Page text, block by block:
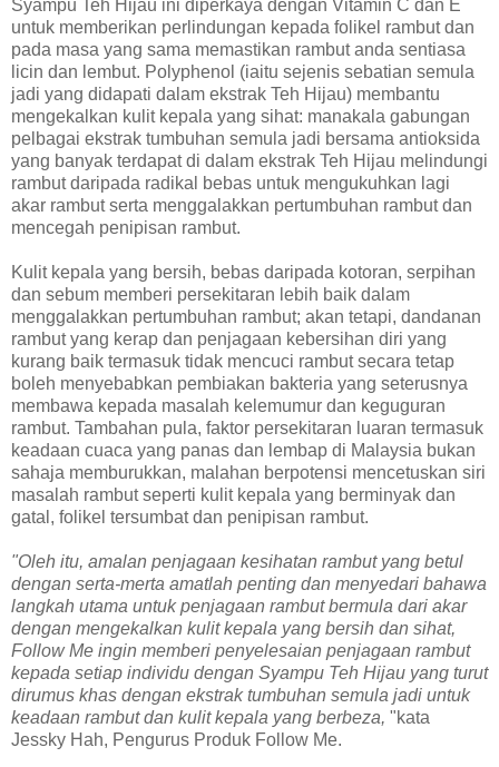
Syampu Teh Hijau ini diperkaya dengan Vitamin C dan E
untuk memberikan perlindungan kepada folikel rambut dan
pada masa yang sama memastikan rambut anda sentiasa
licin dan lembut. Polyphenol (iaitu sejenis sebatian semula
jadi yang didapati dalam ekstrak Teh Hijau) membantu
mengekalkan kulit kepala yang sihat: manakala gabungan
pelbagai ekstrak tumbuhan semula jadi bersama antioksida
yang banyak terdapat di dalam ekstrak Teh Hijau melindungi
rambut daripada radikal bebas untuk mengukuhkan lagi
akar rambut serta menggalakkan pertumbuhan rambut dan
mencegah penipisan rambut.
Kulit kepala yang bersih, bebas daripada kotoran, serpihan
dan sebum memberi persekitaran lebih baik dalam
menggalakkan pertumbuhan rambut; akan tetapi, dandanan
rambut yang kerap dan penjagaan kebersihan diri yang
kurang baik termasuk tidak mencuci rambut secara tetap
boleh menyebabkan pembiakan bakteria yang seterusnya
membawa kepada masalah kelemumur dan keguguran
rambut. Tambahan pula, faktor persekitaran luaran termasuk
keadaan cuaca yang panas dan lembap di Malaysia bukan
sahaja memburukkan, malahan berpotensi mencetuskan siri
masalah rambut seperti kulit kepala yang berminyak dan
gatal, folikel tersumbat dan penipisan rambut.
"Oleh itu, amalan penjagaan kesihatan rambut yang betul
dengan serta-merta amatlah penting dan menyedari bahawa
langkah utama untuk penjagaan rambut bermula dari akar
dengan mengekalkan kulit kepala yang bersih dan sihat,
Follow Me ingin memberi penyelesaian penjagaan rambut
kepada setiap individu dengan Syampu Teh Hijau yang turut
dirumus khas dengan ekstrak tumbuhan semula jadi untuk
keadaan rambut dan kulit kepala yang berbeza, "kata
Jessky Hah, Pengurus Produk Follow Me.